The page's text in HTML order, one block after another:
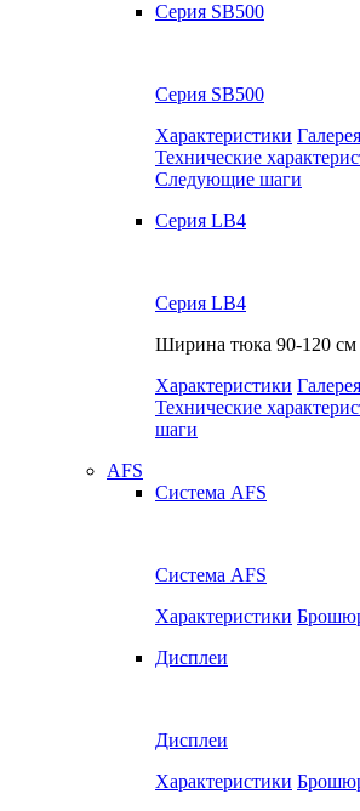
Серия SB500
Серия SB500
Характеристики Галерея
Технические
Следующие шаги
Серия LB4
Серия LB4
Ширина тюка 90-120 см
Характеристики Галерея
Технические
шаги
AFS
Система AFS
Система AFS
Характеристики
Дисплеи
Дисплеи
Характеристики